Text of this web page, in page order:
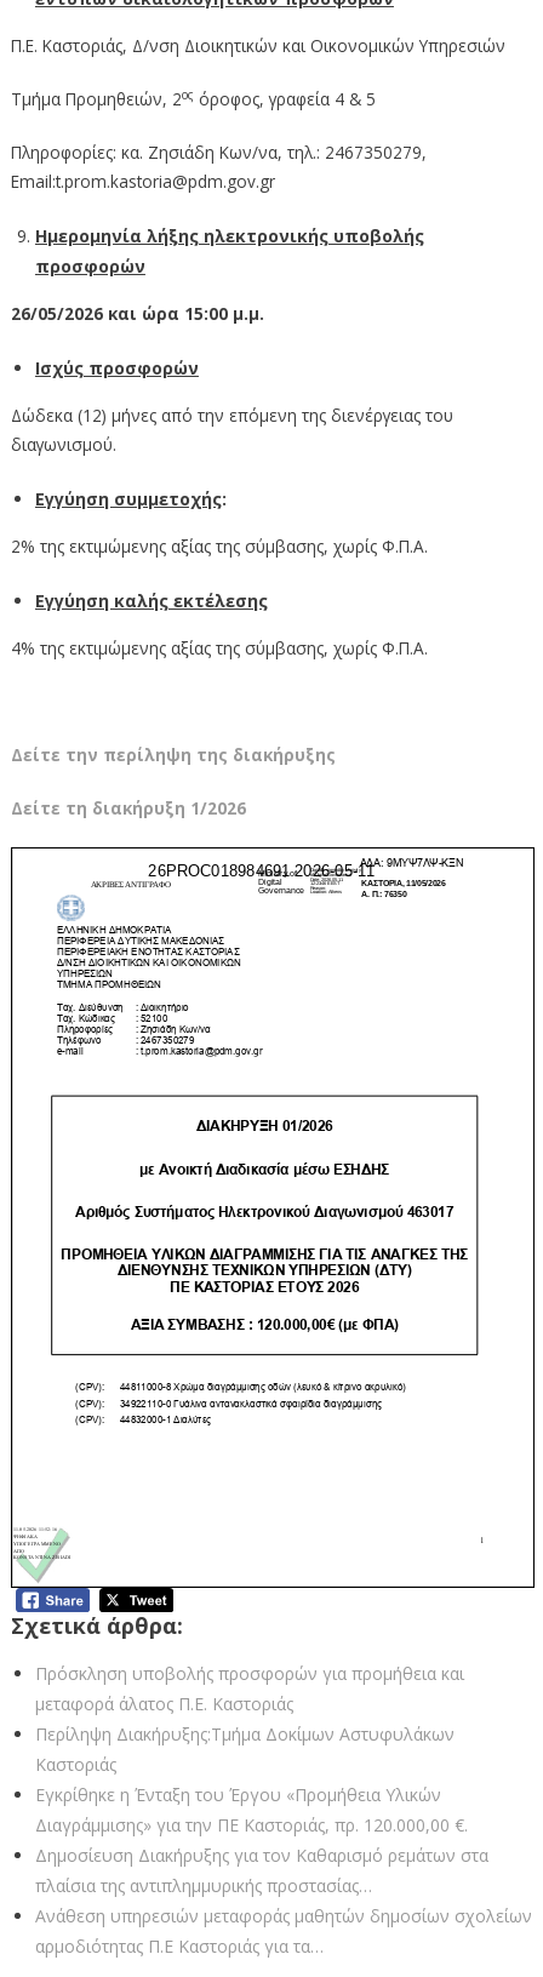
Π.Ε. Καστοριάς, Δ/νση Διοικητικών και Οικονομικών Υπηρεσιών
Τμήμα Προμηθειών, 2ος όροφος, γραφεία 4 & 5
Πληροφορίες: κα. Ζησιάδη Κων/να, τηλ.: 2467350279,
Εmail:t.prom.kastoria@pdm.gov.gr
Ημερομηνία λήξης ηλεκτρονικής υποβολής
προσφορών
26/05/2026 και ώρα 15:00 μ.μ.
Ισχύς προσφορών
Δώδεκα (12) μήνες από την επόμενη της διενέργειας του
διαγωνισμού.
Εγγύηση συμμετοχής:
2% της εκτιμώμενης αξίας της σύμβασης, χωρίς Φ.Π.Α.
Εγγύηση καλής εκτέλεσης
4% της εκτιμώμενης αξίας της σύμβασης, χωρίς Φ.Π.Α.
Δείτε την περίληψη της διακήρυξης
Δείτε τη διακήρυξη 1/2026
Σχετικά άρθρα:
Πρόσκληση υποβολής προσφορών για προμήθεια και
μεταφορά άλατος Π.Ε. Καστοριάς
Περίληψη Διακήρυξης:Τμήμα Δοκίμων Αστυφυλάκων
Καστοριάς
Εγκρίθηκε η Ένταξη του Έργου «Προμήθεια Υλικών
Διαγράμμισης» για την ΠΕ Καστοριάς, πρ. 120.000,00 €.
Δημοσίευση Διακήρυξης για τον Καθαρισμό ρεμάτων στα
πλαίσια της αντιπλημμυρικής προστασίας…
Ανάθεση υπηρεσιών μεταφοράς μαθητών δημοσίων σχολείων
αρμοδιότητας Π.Ε Καστοριάς για τα…